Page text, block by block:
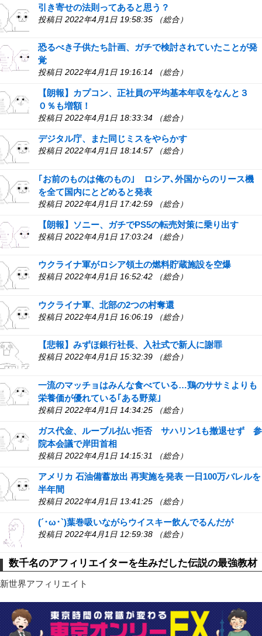
引き寄せの法則ってあると思う？
投稿日 2022年4月1日 19:58:35 （総合）
恐るべき子供たち計画、ガチで検討されていたことが発
覚
投稿日 2022年4月1日 19:16:14 （総合）
【朗報】カプコン、正社員の平均基本年収をなんと３
０％も増額！
投稿日 2022年4月1日 18:33:34 （総合）
デジタル庁、また同じミスをやらかす
投稿日 2022年4月1日 18:14:57 （総合）
｢お前のものは俺のもの｣ ロシア､外国からのリース機
を全て国内にとどめると発表
投稿日 2022年4月1日 17:42:59 （総合）
【朗報】ソニー、ガチでPS5の転売対策に乗り出す
投稿日 2022年4月1日 17:03:24 （総合）
ウクライナ軍がロシア領土の燃料貯蔵施設を空爆
投稿日 2022年4月1日 16:52:42 （総合）
ウクライナ軍、北部の2つの村奪還
投稿日 2022年4月1日 16:06:19 （総合）
【悲報】みずほ銀行社長、入社式で新人に謝罪
投稿日 2022年4月1日 15:32:39 （総合）
一流のマッチョはみんな食べている…鶏のササミよりも
栄養価が優れている｢ある野菜｣
投稿日 2022年4月1日 14:34:25 （総合）
ガス代金、ルーブル払い拒否 サハリン1も撤退せず 参
院本会議で岸田首相
投稿日 2022年4月1日 14:15:31 （総合）
アメリカ 石油備蓄放出 再実施を発表 一日100万バレルを
半年間
投稿日 2022年4月1日 13:41:25 （総合）
(´･ω･`)葉巻吸いながらウイスキー飲んでるんだが
投稿日 2022年4月1日 12:59:38 （総合）
数千名のアフィリエイターを生みだした伝説の最強教材
新世界アフィリエイト